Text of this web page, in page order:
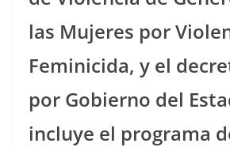
las Mujeres por
Feminicida, y el
por Gobierno del
incluye el programa